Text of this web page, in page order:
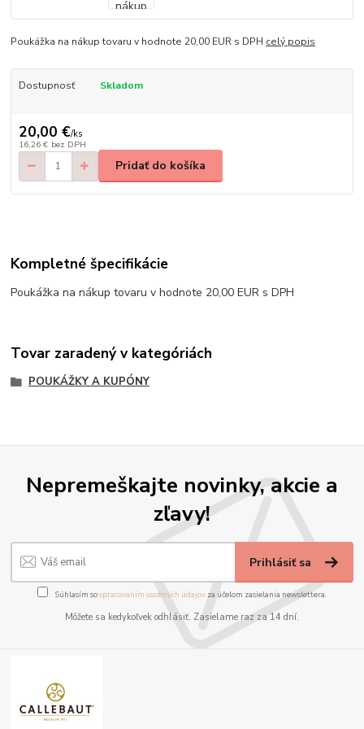
Poukážka na nákup tovaru v hodnote 20,00 EUR s DPH celý popis
Dostupnosť Skladom
20,00 €/ks
16,26 € bez DPH
Pridať do košíka
Kompletné špecifikácie
Poukážka na nákup tovaru v hodnote 20,00 EUR s DPH
Tovar zaradený v kategóriách
POUKÁŽKY A KUPÓNY
Nepremeškajte novinky, akcie a
zľavy!
Prihlásiť sa
Súhlasím sospracovaním osobných údajov za účelom zasielania newslettera.
Môžete sa kedykoľvek odhlásiť. Zasielame raz za 14 dní.